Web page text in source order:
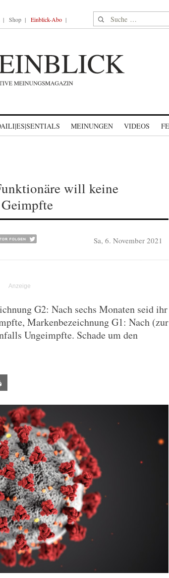
Shop Einblick-Abo Suche nach:
MEINUNGEN VIDEOS
will keine
Sa, 6. November 2021
G2: Nach sechs Monaten seid ihr
Markenbezeichnung G1: Nach (zur
Ungeimpfte. Schade um den